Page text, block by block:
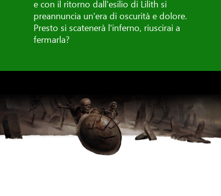
e con il ritorno dall'esilio di Lilith si
preannuncia un'era di oscurità e dolore.
Presto si scatenerà l'inferno, riuscirai a
fermarla?